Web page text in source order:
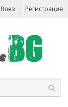
Влез Регистрация